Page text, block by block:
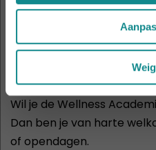
KOM EENS KENNISMAKEN
Volgende
infoavonden
Wil je de Wellness
Dan ben je van harte
of opendagen.